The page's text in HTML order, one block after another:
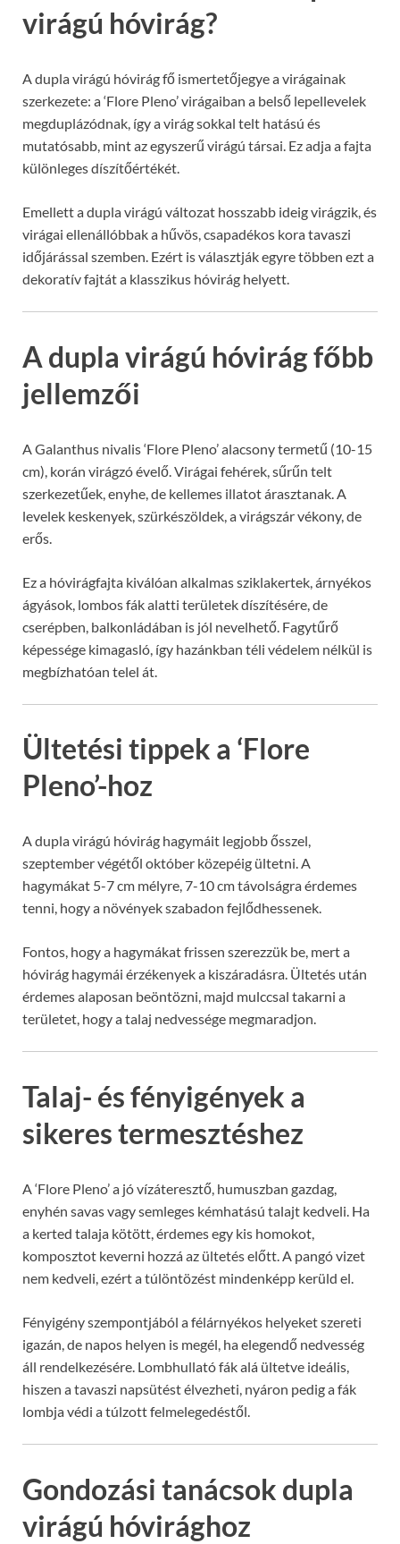
virágú hóvirág?
A dupla virágú hóvirág fő ismertetőjegye a virágainak
szerkezete: a ‘Flore Pleno’ virágaiban a belső lepellevelek
megduplázódnak, így a virág sokkal telt hatású és
mutatósabb, mint az egyszerű virágú társai. Ez adja a fajta
különleges díszítőértékét.
Emellett a dupla virágú változat hosszabb ideig virágzik, és
virágai ellenállóbbak a hűvös, csapadékos kora tavaszi
időjárással szemben. Ezért is választják egyre többen ezt a
dekoratív fajtát a klasszikus hóvirág helyett.
A dupla virágú hóvirág főbb
jellemzői
A Galanthus nivalis ‘Flore Pleno’ alacsony termetű (10-15
cm), korán virágzó évelő. Virágai fehérek, sűrűn telt
szerkezetűek, enyhe, de kellemes illatot árasztanak. A
levelek keskenyek, szürkészöldek, a virágszár vékony, de
erős.
Ez a hóvirágfajta kiválóan alkalmas sziklakertek, árnyékos
ágyások, lombos fák alatti területek díszítésére, de
cserépben, balkonládában is jól nevelhető. Fagytűrő
képessége kimagasló, így hazánkban téli védelem nélkül is
megbízhatóan telel át.
Ültetési tippek a ‘Flore
Pleno’-hoz
A dupla virágú hóvirág hagymáit legjobb ősszel,
szeptember végétől október közepéig ültetni. A
hagymákat 5-7 cm mélyre, 7-10 cm távolságra érdemes
tenni, hogy a növények szabadon fejlődhessenek.
Fontos, hogy a hagymákat frissen szerezzük be, mert a
hóvirág hagymái érzékenyek a kiszáradásra. Ültetés után
érdemes alaposan beöntözni, majd mulccsal takarni a
területet, hogy a talaj nedvessége megmaradjon.
Talaj- és fényigények a
sikeres termesztéshez
A ‘Flore Pleno’ a jó vízáteresztő, humuszban gazdag,
enyhén savas vagy semleges kémhatású talajt kedveli. Ha
a kerted talaja kötött, érdemes egy kis homokot,
komposztot keverni hozzá az ültetés előtt. A pangó vizet
nem kedveli, ezért a túlöntözést mindenképp kerüld el.
Fényigény szempontjából a félárnyékos helyeket szereti
igazán, de napos helyen is megél, ha elegendő nedvesség
áll rendelkezésére. Lombhullató fák alá ültetve ideális,
hiszen a tavaszi napsütést élvezheti, nyáron pedig a fák
lombja védi a túlzott felmelegedéstől.
Gondozási tanácsok dupla
virágú hóvirághoz